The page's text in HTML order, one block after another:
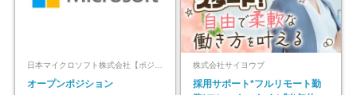
日本マイクロソフト株式会社【ポジションマッチ登録】
オープンポジション
株式会社サイヨウブ
採用サポート*フルリモート勤